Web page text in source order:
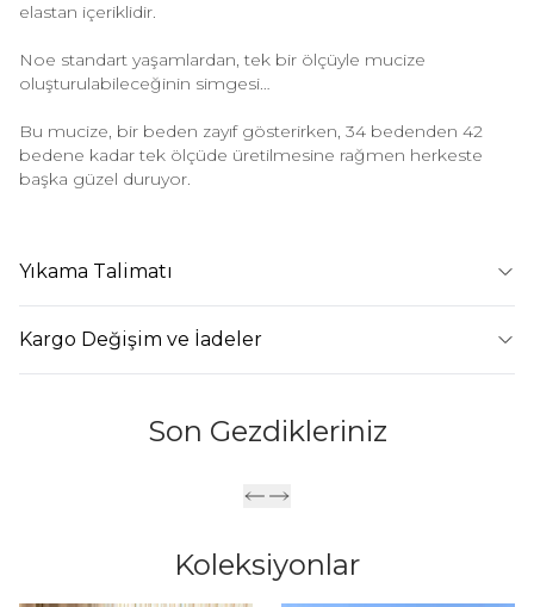
elastan içeriklidir.
Noe standart yaşamlardan, tek bir ölçüyle mucize
oluşturulabileceğinin simgesi…
Bu mucize, bir beden zayıf gösterirken, 34 bedenden 42
bedene kadar tek ölçüde üretilmesine rağmen herkeste
başka güzel duruyor.
Yıkama Talimatı
Kargo Değişim ve İadeler
Son Gezdikleriniz
Koleksiyonlar